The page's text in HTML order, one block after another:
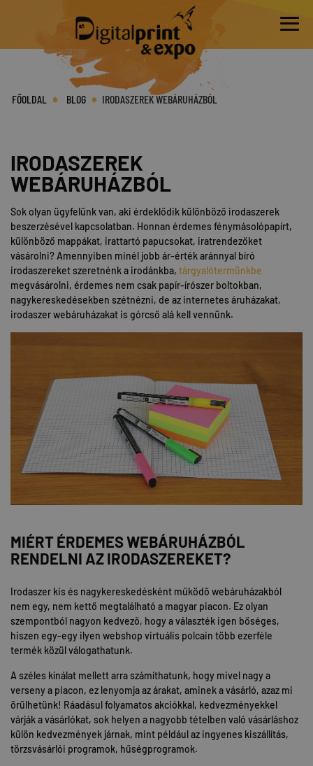
FŐOLDAL BLOG IRODASZEREK WEBÁRUHÁZBÓL
IRODASZEREK
WEBÁRUHÁZBÓL
Sok olyan ügyfelünk van, aki érdeklődik különböző irodaszerek
beszerzésével kapcsolatban. Honnan érdemes fénymásolópapírt,
különböző mappákat, irattartó papucsokat, iratrendezőket
vásárolni? Amennyiben minél jobb ár-érték aránnyal bíró
irodaszereket szeretnénk a irodánkba, tárgyalótermünkbe
megvásárolni, érdemes nem csak papír-írószer boltokban,
nagykereskedésekben szétnézni, de az internetes áruházakat,
irodaszer webáruházakat is górcső alá kell vennünk.
MIÉRT ÉRDEMES WEBÁRUHÁZBÓL
RENDELNI AZ IRODASZEREKET?
Irodaszer kis és nagykereskedésként működő webáruházakból
nem egy, nem kettő megtalálható a magyar piacon. Ez olyan
szempontból nagyon kedvező, hogy a választék igen bőséges,
hiszen egy-egy ilyen webshop virtuális polcain több ezerféle
termék közül válogathatunk.
A széles kínálat mellett arra számíthatunk, hogy mivel nagy a
verseny a piacon, ez lenyomja az árakat, aminek a vásárló, azaz mi
örülhetünk! Ráadásul folyamatos akciókkal, kedvezményekkel
várják a vásárlókat, sok helyen a nagyobb tételben való vásárláshoz
külön kedvezmények járnak, mint például az ingyenes kiszállítás,
törzsvásárlói programok, hűségprogramok.